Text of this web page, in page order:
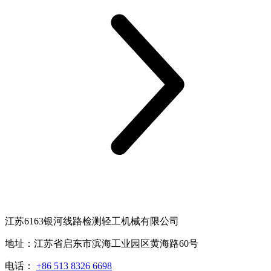
江苏6163银河线路检测轻工机械有限公司
地址：江苏省启东市滨海工业园区黄海路60号
电话： +86 513 8326 6698